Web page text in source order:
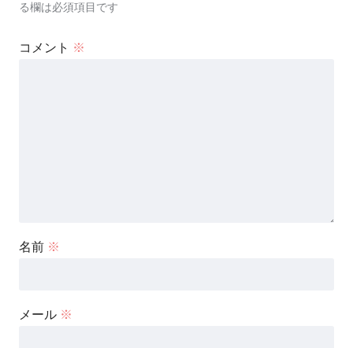
る欄は必須項目です
コメント ※
名前 ※
メール ※